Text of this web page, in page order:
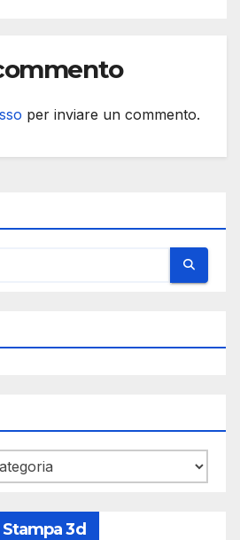
per inviare un commento.
3d